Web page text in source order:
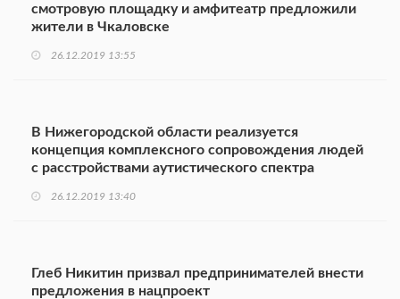
смотровую площадку и амфитеатр предложили
жители в Чкаловске
26.12.2019 13:55
В Нижегородской области реализуется
концепция комплексного сопровождения людей
с расстройствами аутистического спектра
26.12.2019 13:40
Глеб Никитин призвал предпринимателей внести
предложения в нацпроект